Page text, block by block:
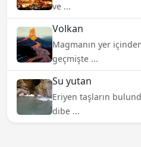
ve ...
Volkan
Magmanın yer
geçmişte ...
Su yutan
Eriyen taşların
dibe ...